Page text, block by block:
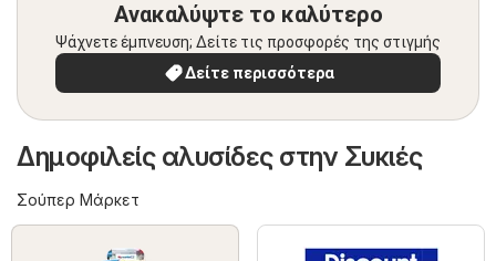
Ανακαλύψτε το καλύτερο
Ψάχνετε έμπνευση; Δείτε τις προσφορές της στιγμής
Δείτε περισσότερα
Δημοφιλείς αλυσίδες στην Συκιές
Σούπερ Μάρκετ